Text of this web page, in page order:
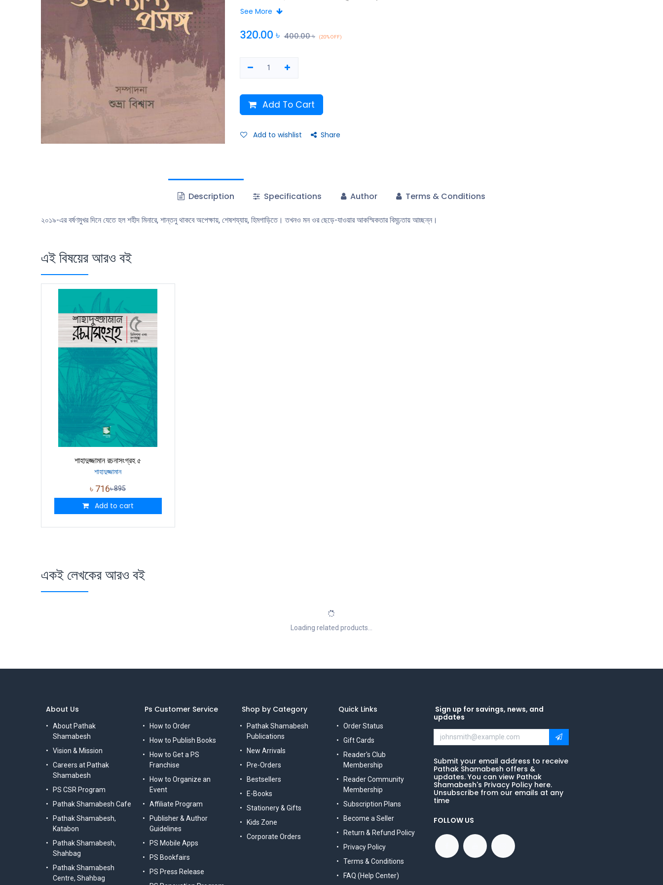
See More
320.00 ৳ 400.00৳ (20% OFF)
Add To Cart
Add to wishlist Share
Description Specifications Author Terms & Conditions
২০১৯-এর বর্ষণমুখর দিনে যেতে হল শহীদ মিনারে, শান্তনু থাকবে অপেক্ষায়, শেষশয্যায়, হিমগাড়িতে। তখনও মন ওর ছেড়ে-যাওয়ার আকস্মিকতার বিমূঢ়তায় আচ্ছন্ন।
এই বিষয়ের আরও বই
শাহাদুজ্জামান রচনাসংগ্রহ ৫
শাহাদুজ্জামান
৳ 716৳895
Add to cart
একই লেখকের আরও বই
Loading related products...
Ps Customer Service
How to Order
How to Publish Books
How to Get a PS
Franchise
How to Organize an
Event
Affiliate Program
Publisher & Author
Guidelines
PS Mobile Apps
PS Bookfairs
PS Press Release
Shop by Category
Pathak Shamabesh
Publications
New Arrivals
Pre-Orders
Bestsellers
E-Books
Stationery & Gifts
Kids Zone
Corporate Orders
Quick Links
Order Status
Gift Cards
Reader's Club
Membership
Reader Community
Membership
Subscription Plans
Become a Seller
Return & Refund Policy
Privacy Policy
Terms & Conditions
FAQ (Help Center)
Sign up for savings, news, and
updates
Submit your email address to receive
Pathak Shamabesh offers &
updates. You can view Pathak
Shamabesh's Privacy Policy here.
Unsubscribe from our emails at any
time
FOLLOW US
About Us
About Pathak
Shamabesh
Vision & Mission
Careers at Pathak
Shamabesh
PS CSR Program
Pathak Shamabesh Cafe
Pathak Shamabesh,
Katabon
Pathak Shamabesh,
Shahbag
Pathak Shamabesh
Centre, Shahbag